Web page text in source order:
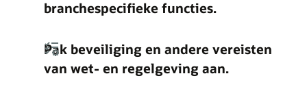
branchespecifieke functies.
Pak beveiliging en andere vereisten
van wet- en regelgeving aan.